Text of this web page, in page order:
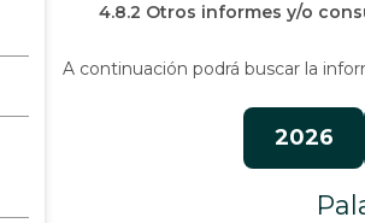
4.8.2 Otros informes y/o
A continuación podrá buscar la
2026